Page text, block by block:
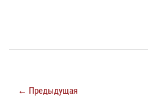
← Предыдущая